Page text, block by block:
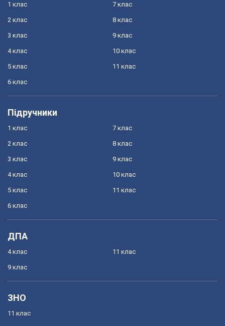
1 клас
2 клас
3 клас
4 клас
5 клас
6 клас
7 клас
8 клас
9 клас
10 клас
11 клас
Підручники
1 клас
2 клас
3 клас
4 клас
5 клас
6 клас
7 клас
8 клас
9 клас
10 клас
11 клас
ДПА
4 клас
9 клас
11 клас
ЗНО
11 клас